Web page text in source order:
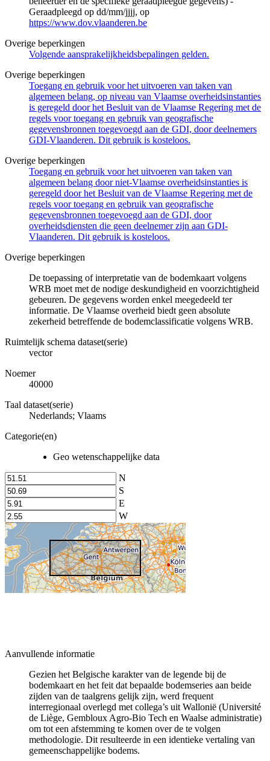
Geraadpleegd op dd/mm/jjjj, op
https://www.dov.vlaanderen.be
Overige beperkingen
Volgende aansprakelijkheidsbepalingen gelden.
Overige beperkingen
Toegang en gebruik voor het uitvoeren van taken van
algemeen belang, op niveau van Vlaamse overheidsinstanties
is geregeld door het Besluit van de Vlaamse Regering met de
regels voor toegang en gebruik van geografische
gegevensbronnen toegevoegd aan de GDI, door deelnemers
GDI-Vlaanderen. Dit gebruik is kosteloos.
Overige beperkingen
Toegang en gebruik voor het uitvoeren van taken van
algemeen belang door niet-Vlaamse overheidsinstanties is
geregeld door het Besluit van de Vlaamse Regering met de
regels voor toegang en gebruik van geografische
gegevensbronnen toegevoegd aan de GDI, door
overheidsdiensten die geen deelnemer zijn aan GDI-
Vlaanderen. Dit gebruik is kosteloos.
Overige beperkingen
De toepassing of interpretatie van de bodemkaart volgens
WRB moet met de nodige deskundigheid en voorzichtigheid
gebeuren. De gegevens worden enkel meegedeeld ter
informatie. De Vlaamse overheid biedt geen absolute
zekerheid betreffende de bodemclassificatie volgens WRB.
Ruimtelijk schema dataset(serie)
vector
Noemer
40000
Taal dataset(serie)
Nederlands; Vlaams
Categorie(en)
Geo wetenschappelijke data
N
S
E
W
Aanvullende informatie
Gezien het Belgische karakter van de legende bij de
bodemkaart en het feit dat bepaalde bodemseries aan beide
zijden van de taalgrens gelijk zijn, werd frequent
interregionaal overlegd met collega’s uit Wallonië (Université
de Liège, Gembloux Agro-Bio Tech en Waalse administratie)
om tot een afstemming te komen over de te volgen
methodologie. Dit resulteerde in een identieke vertaling van
gemeenschappelijke bodems.